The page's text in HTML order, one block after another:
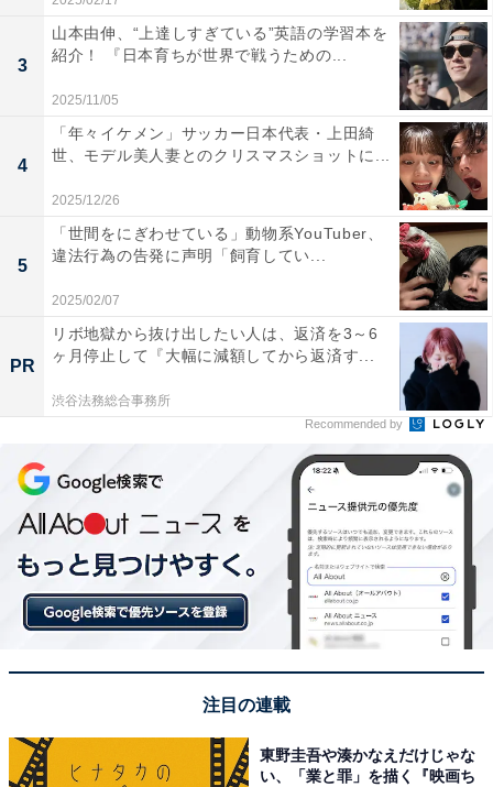
3
山本由伸、“上達しすぎている”英語の学習本を
紹介！ 『日本育ちが世界で戦うための...
2025/11/05
4
「年々イケメン」サッカー日本代表・上田綺
世、モデル美人妻とのクリスマスショットに...
2025/12/26
5
「世間をにぎわせている」動物系YouTuber、
違法行為の告発に声明「飼育してい...
2025/02/07
PR
リボ地獄から抜け出したい人は、返済を3～6
ヶ月停止して『大幅に減額してから返済す...
渋谷法務総合事務所
Recommended by
注目の連載
東野圭吾や湊かなえだけじゃな
い、「業と罪」を描く『映画ち